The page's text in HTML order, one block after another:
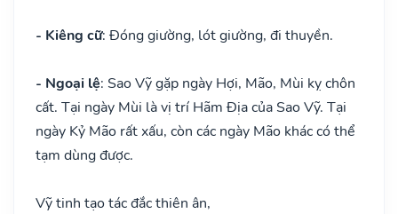
- Kiêng cữ: Đóng giường, lót giường, đi thuyền.
- Ngoại lệ: Sao Vỹ gặp ngày Hợi, Mão, Mùi kỵ chôn
cất. Tại ngày Mùi là vị trí Hãm Địa của Sao Vỹ. Tại
ngày Kỷ Mão rất xấu, còn các ngày Mão khác có thể
tạm dùng được.
Vỹ tinh tạo tác đắc thiên ân,